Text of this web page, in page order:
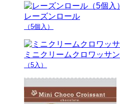
レーズンロール
（5個入）
ミニクリームクロワッサン
（5入）